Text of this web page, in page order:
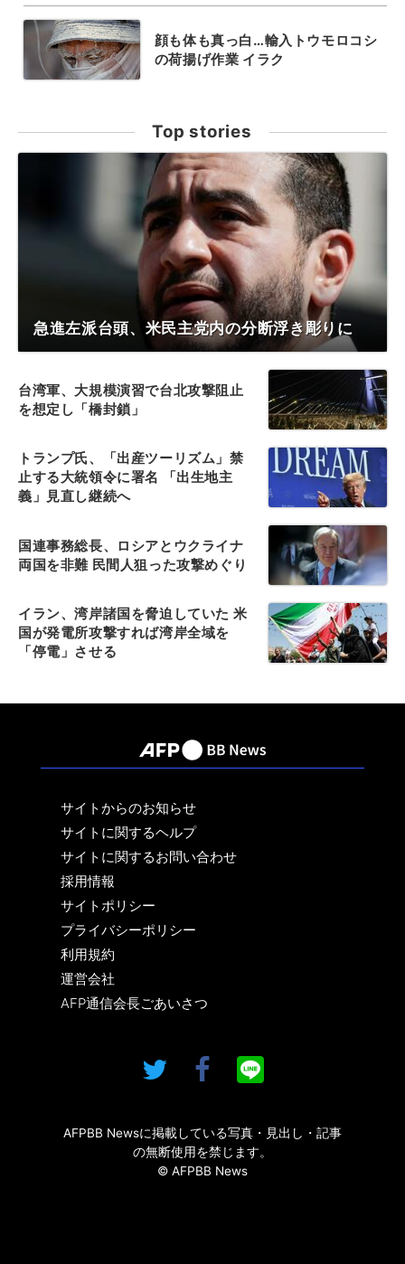
顔も体も真っ白…輸入トウモロコシ
の荷揚げ作業 イラク
Top stories
急進左派台頭、米民主党内の分断浮き彫りに
台湾軍、大規模演習で台北攻撃阻止
を想定し「橋封鎖」
トランプ氏、「出産ツーリズム」禁
止する大統領令に署名 「出生地主
義」見直し継続へ
国連事務総長、ロシアとウクライナ
両国を非難 民間人狙った攻撃めぐり
イラン、湾岸諸国を脅迫していた 米
国が発電所攻撃すれば湾岸全域を
「停電」させる
サイトからのお知らせ
サイトに関するヘルプ
サイトに関するお問い合わせ
採用情報
サイトポリシー
プライバシーポリシー
利用規約
運営会社
AFP通信会長ごあいさつ
AFPBB Newsに掲載している写真・見出し・記事
の無断使用を禁じます。
© AFPBB News